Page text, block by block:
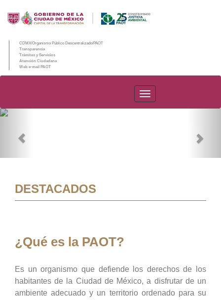
CDMX/Organismo Público Descentralizado/PAOT
Transparencia
Trámites y Servicios
Atención Ciudadana
Web e-mail PAOT
PAOT
DESTACADOS
¿Qué es la PAOT?
Es un organismo que defiende los derechos de los
habitantes de la Ciudad de México, a disfrutar de un
ambiente adecuado y un territorio ordenado para su